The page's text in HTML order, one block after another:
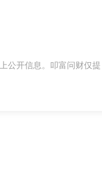
公开信息。叩富问财仅提